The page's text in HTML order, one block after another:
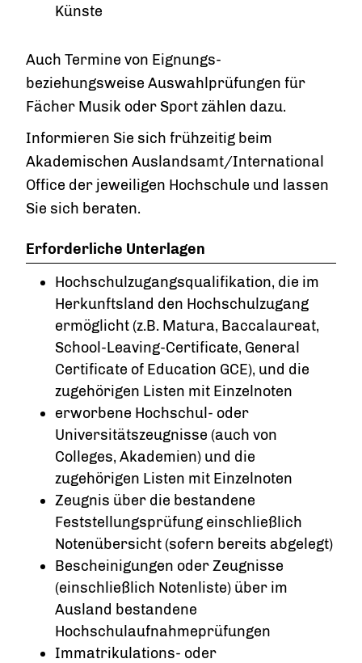
Künste
Auch Termine von Eignungs-
beziehungsweise Auswahlprüfungen für
Fächer Musik oder Sport zählen dazu.
Informieren Sie sich frühzeitig beim
Akademischen Auslandsamt/International
Office der jeweiligen Hochschule und lassen
Sie sich beraten.
Erforderliche Unterlagen
Hochschulzugangsqualifikation, die im
Herkunftsland den Hochschulzugang
ermöglicht (z.B. Matura, Baccalaureat,
School-Leaving-Certificate, General
Certificate of Education GCE), und die
zugehörigen Listen mit Einzelnoten
erworbene Hochschul- oder
Universitätszeugnisse (auch von
Colleges, Akademien) und die
zugehörigen Listen mit Einzelnoten
Zeugnis über die bestandene
Feststellungsprüfung einschließlich
Notenübersicht (sofern bereits abgelegt)
Bescheinigungen oder Zeugnisse
(einschließlich Notenliste) über im
Ausland bestandene
Hochschulaufnahmeprüfungen
Immatrikulations- oder